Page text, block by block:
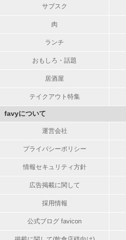
サブスク
肉
ランチ
おもしろ・話題
居酒屋
テイクアウト特集
favyについて
運営会社
プライバシーポリシー
情報セキュリティ方針
広告掲載に関して
採用情報
公式ブログ favicon